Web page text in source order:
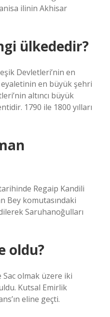
ilinin Akhisar
ülkededir?
Devletleri’nin en
en büyük şehri
altıncı büyük
1790 ile 1800 yılları
Regaip Kandili
Bey komutasındaki
Saruhanoğulları
oldu?
olmak üzere iki
Kutsal Emirlik
eline geçti.